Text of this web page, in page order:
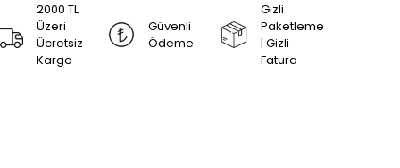
2000 TL
Üzeri
Ücretsiz
Kargo
Güvenli
Ödeme
Gizli
Paketleme
| Gizli
Fatura